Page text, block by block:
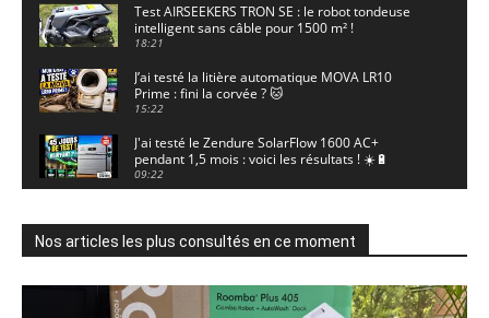
Test AIRSEEKERS TRON SE : le robot tondeuse
intelligent sans câble pour 1500 m² !
18:21
J’ai testé la litière automatique MOVA LR10
Prime : fini la corvée ? 🐱
15:22
J'ai testé le Zendure SolarFlow 1600 AC+
pendant 1,5 mois : voici les résultats ! ☀️🔋
09:22
enregistre 24/7 grâce à l'AOV ! ☀️📹
11:30
Gouy-en-Artois. 18/07/2026
02:33
Nos articles les plus consultés en ce moment